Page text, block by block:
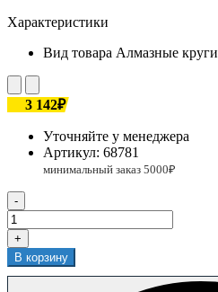
Характеристики
Вид товара Алмазные круги
3 142₽
Уточняйте у менеджера
Артикул: 68781
-
+
В корзину